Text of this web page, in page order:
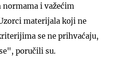
normama i važećim
materijala koji ne
se ne prihvaćaju,
poručili su.